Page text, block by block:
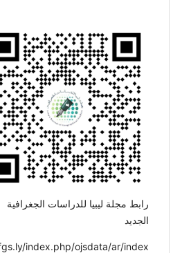
رابط مجلة ليبيا للدراسات الجغرافية
الجديد
index.php/ojsdata/ar/index